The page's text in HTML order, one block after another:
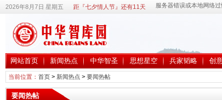
2026年8月7日 星期五 距『七夕情人节』还有11天
网站首页 新闻热点 中华智圣 思想星空 兵家韬略 创
当前位置： 首页> 新闻热点 > 要闻热帖
要闻热帖